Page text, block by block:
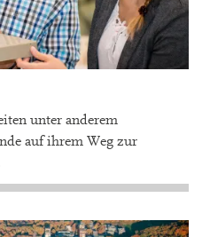
unter anderem
auf ihrem Weg zur